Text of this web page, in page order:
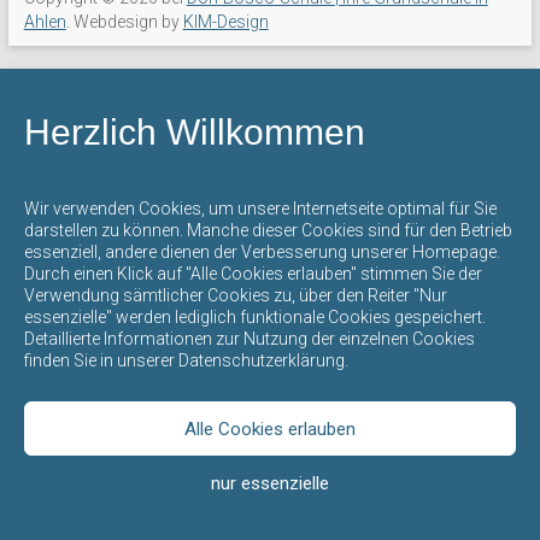
Herzlich Willkommen
Wir verwenden Cookies, um unsere Internetseite optimal für Sie
darstellen zu können. Manche dieser Cookies sind für den Betrieb
essenziell, andere dienen der Verbesserung unserer Homepage.
Durch einen Klick auf "Alle Cookies erlauben" stimmen Sie der
Verwendung sämtlicher Cookies zu, über den Reiter "Nur
essenzielle" werden lediglich funktionale Cookies gespeichert.
Detaillierte Informationen zur Nutzung der einzelnen Cookies
finden Sie in unserer Datenschutzerklärung.
Alle Cookies erlauben
nur essenzielle
mit
offenem
für
Bildung
und
Erziehung
durch
die
gegenseitige
Achtung
verschiedenen
Ahlen . Webdesign by KIM-Design